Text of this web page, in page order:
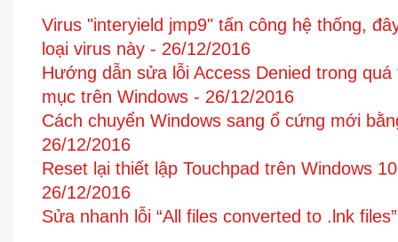
Virus "interyield jmp9" tấn công hệ thống,
loại virus này - 26/12/2016
Hướng dẫn sửa lỗi Access Denied trong
mục trên Windows - 26/12/2016
Cách chuyển Windows sang ổ cứng mới
26/12/2016
Reset lại thiết lập Touchpad trên Windows
26/12/2016
Sửa nhanh lỗi “All files converted to .lnk